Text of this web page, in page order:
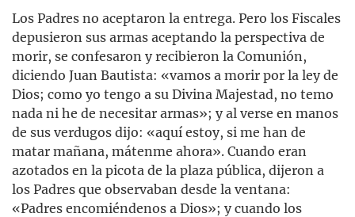
Los Padres no aceptaron la entrega. Pero los Fiscales
depusieron sus armas aceptando la perspectiva de
morir, se confesaron y recibieron la Comunión,
diciendo Juan Bautista: «vamos a morir por la ley de
Dios; como yo tengo a su Divina Majestad, no temo
nada ni he de necesitar armas»; y al verse en manos
de sus verdugos dijo: «aquí estoy, si me han de
matar mañana, mátenme ahora». Cuando eran
azotados en la picota de la plaza pública, dijeron a
los Padres que observaban desde la ventana:
«Padres encomiéndenos a Dios»; y cuando los